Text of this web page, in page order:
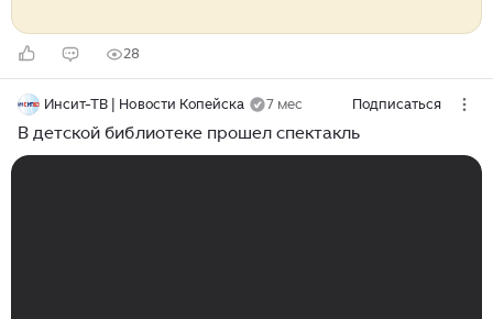
28
Инсит-ТВ | Новости Копейска 7 мес Подписаться
В детской библиотеке прошел спектакль